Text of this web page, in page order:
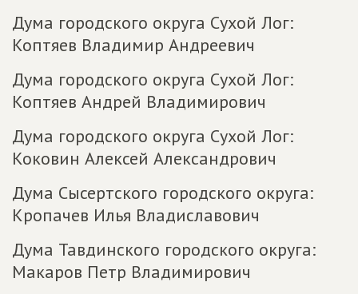
Дума городского округа Сухой Лог:
Коптяев Владимир Андреевич
Дума городского округа Сухой Лог:
Коптяев Андрей Владимирович
Дума городского округа Сухой Лог:
Коковин Алексей Александрович
Дума Сысертского городского округа:
Кропачев Илья Владиславович
Дума Тавдинского городского округа:
Макаров Петр Владимирович